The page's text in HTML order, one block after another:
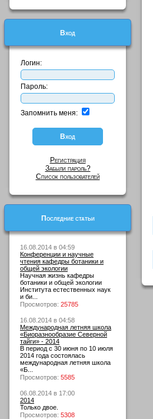
Вход
Логин:
Пароль:
Запомнить меня:
Регистрация
Забыли пароль?
Список пользователей
Последние статьи
16.08.2014 в 04:59
Конференции и научные
чтения кафедры ботаники и
общей экологии
Научная жизнь кафедры
ботаники и общей экологии
Института естественных наук
и би...
Просмотров: 25785
16.08.2014 в 04:58
Международная летняя школа
«Биоразнообразие Северной
тайги» - 2014
В период с 30 июня по 10 июля
2014 года состоялась
международная летняя школа
«Б...
Просмотров: 5585
06.08.2014 в 17:00
2014
Только двое.
Просмотров: 5308